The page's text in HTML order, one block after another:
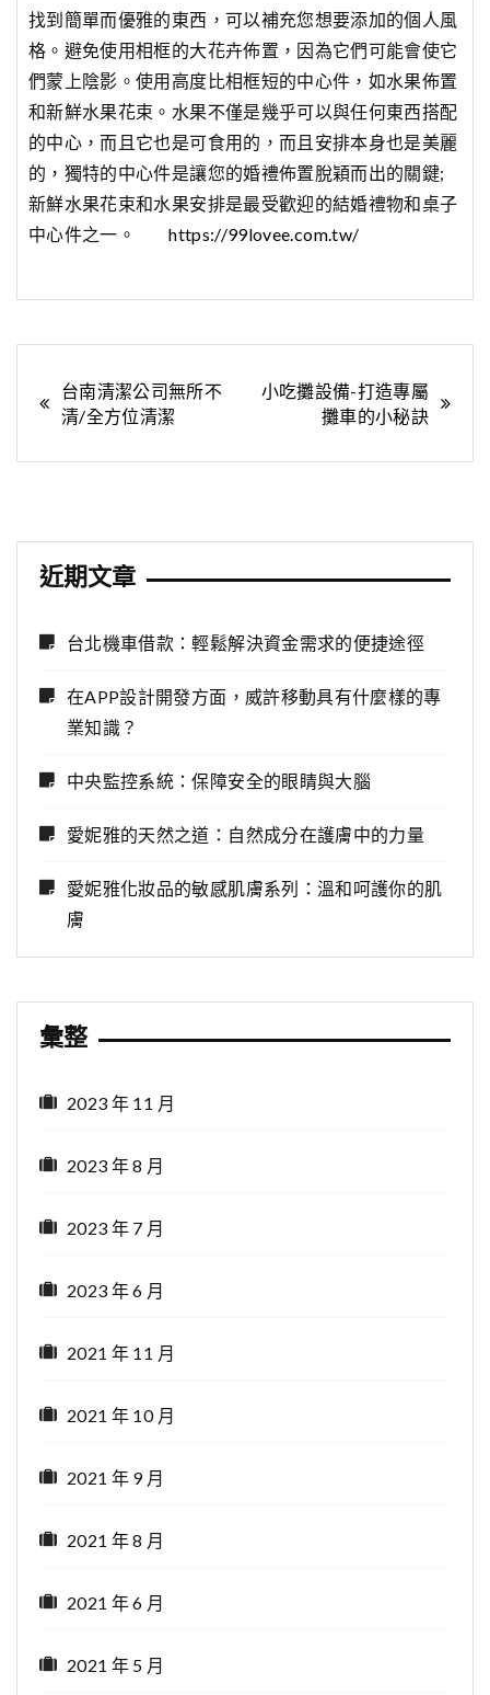
找到簡單而優雅的東西，可以補充您想要添加的個人風
格。避免使用相框的大花卉佈置，因為它們可能會使它
們蒙上陰影。使用高度比相框短的中心件，如水果佈置
和新鮮水果花束。水果不僅是幾乎可以與任何東西搭配
的中心，而且它也是可食用的，而且安排本身也是美麗
的，獨特的中心件是讓您的婚禮佈置脫穎而出的關鍵;
新鮮水果花束和水果安排是最受歡迎的結婚禮物和桌子
中心件之一。https://99lovee.com.tw/
文
章
台南清潔公司無所不
清/全方位清潔
小吃攤設備-打造專屬
攤車的小秘訣
近期文章
台北機車借款：輕鬆解決資金需求的便捷途徑
在APP設計開發方面，威許移動具有什麼樣的專
業知識？
中央監控系統：保障安全的眼睛與大腦
愛妮雅的天然之道：自然成分在護膚中的力量
愛妮雅化妝品的敏感肌膚系列：溫和呵護你的肌
膚
彙整
2023 年 11 月
2023 年 8 月
2023 年 7 月
2023 年 6 月
2021 年 11 月
2021 年 10 月
2021 年 9 月
2021 年 8 月
2021 年 6 月
2021 年 5 月